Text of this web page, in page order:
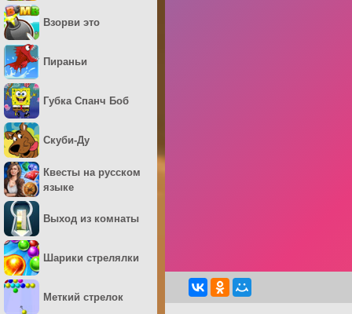
Взорви это
Пираньи
Губка Спанч Боб
Скуби-Ду
Квесты на русском
языке
Выход из комнаты
Шарики стрелялки
Меткий стрелок